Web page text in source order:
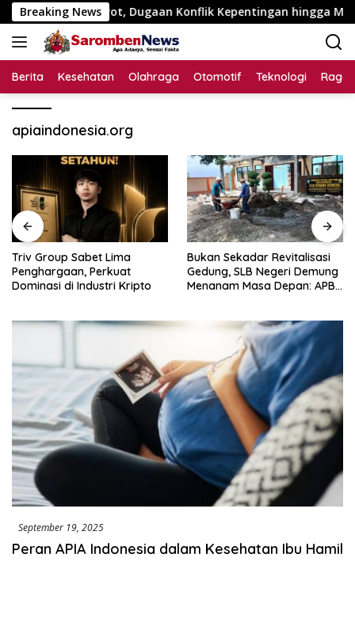
Langsung
ke
konten
Breaking News
Juta Disorot, Dugaan Konflik Kepentingan hingga Misteri
Berita Kesehatan Olahraga Otomotif Teknologi
apiaindonesia.org
Triv Group Sabet Lima
Penghargaan, Perkuat
Dominasi di Industri Kripto
Bukan Sekadar Revitalisasi
Gedung, SLB Negeri Demung
Menanam Masa Depan: APBN
Khusus Menjadi Kemandirian
September 19, 2025
Peran APIA Indonesia dalam Kesehatan Ibu Hamil